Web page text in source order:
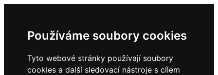
Používáme soubory cookies
Tyto webové stránky používají soubory
cookies a další sledovací nástroje s cílem